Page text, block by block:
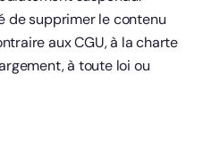
de supprimer le contenu
aux CGU, à la charte
à toute loi ou